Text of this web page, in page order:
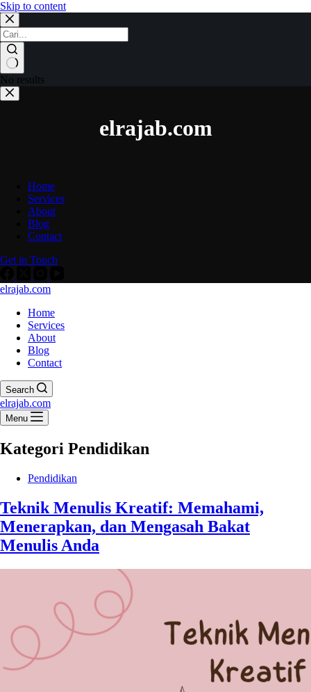
Skip to content
No results
elrajab.com
Home
Services
About
Blog
Contact
Get in Touch
elrajab.com
Home
Services
About
Blog
Contact
Search
elrajab.com
Menu
Kategori Pendidikan
Pendidikan
Teknik Menulis Kreatif: Memahami,
Menerapkan, dan Mengasah Bakat
Menulis Anda